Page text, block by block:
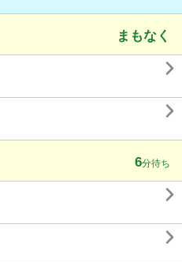
まもなく


6分待ち

